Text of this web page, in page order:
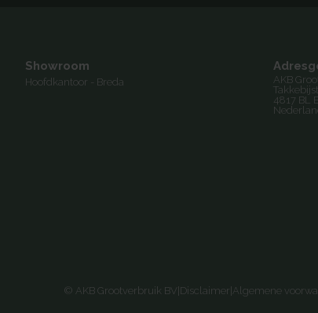
Showroom
Hoofdkantoor - Breda
AKB
4817 BL
© AKB Grootverbruik BV|Disclaimer|Algemene